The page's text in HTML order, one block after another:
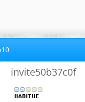
invite50b37c0f